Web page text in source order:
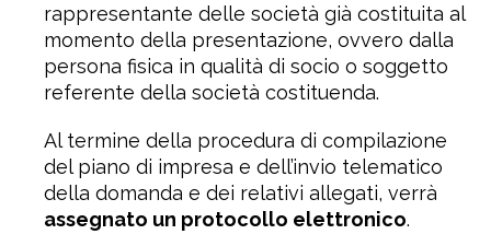
rappresentante delle società già costituita al
momento della presentazione, ovvero dalla
persona fisica in qualità di socio o soggetto
referente della società costituenda.
Al termine della procedura di compilazione
del piano di impresa e dell’invio telematico
della domanda e dei relativi allegati, verrà
assegnato un protocollo elettronico.